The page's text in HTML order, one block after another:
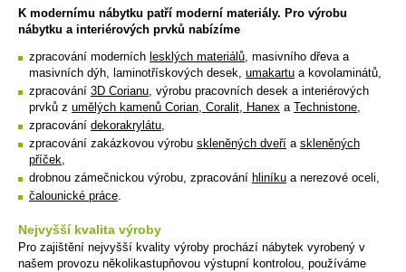
K modernímu nábytku patří moderní materiály. Pro výrobu
nábytku a interiérových prvků nabízíme
zpracování moderních lesklých materiálů, masivního dřeva a
masivních dýh, laminotřískových desek, umakartu a kovolaminátů,
zpracování 3D Corianu, výrobu pracovních desek a interiérových
prvků z umělých kamenů Corian, Coralit, Hanex a Technistone,
zpracování dekorakrylátu,
zpracování zakázkovou výrobu skleněných dveří a skleněných
příček,
drobnou zámečnickou výrobu, zpracování hliníku a nerezové oceli,
čalounické práce.
Nejvyšší kvalita výroby
Pro zajištění nejvyšší kvality výroby prochází nábytek vyrobený v
našem provozu několikastupňovou výstupní kontrolou, používáme